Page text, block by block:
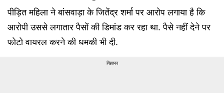
पीड़ित महिला ने बांसवाड़ा के जितेंद्र शर्मा पर आरोप लगाया है कि
आरोपी उससे लगातार पैसों की डिमांड कर रहा था. पैसे नहीं देने पर
फोटो वायरल करने की धमकी भी दी.
विज्ञापन